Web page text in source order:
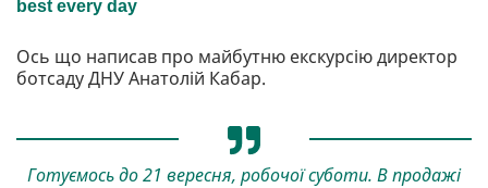
Ось що написав про майбутню екскурсію директор
ботсаду ДНУ Анатолій Кабар.
Готуємось до 21 вересня, робочої суботи. В продажі